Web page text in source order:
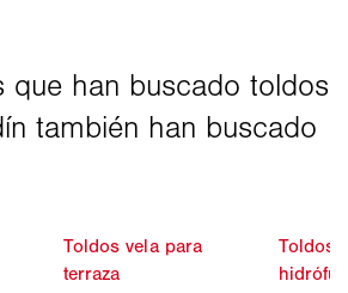
Toldos vela para
terraza
Toldos